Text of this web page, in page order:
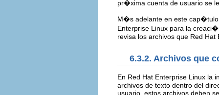
pr�xima cuenta de usuario se
M�s adelante en este cap�tulo
Enterprise Linux para la
revisa los archivos que Red
6.3.2. Archivos que
En Red Hat Enterprise Linux la
archivos de texto dentro del
usuario, estos archivos deben